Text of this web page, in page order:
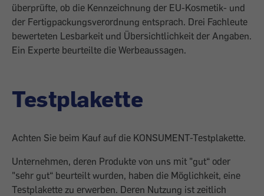
überprüfte, ob die Kennzeichnung der EU-Kosmetik- und
der Fertigpackungsverordnung entsprach. Drei Fachleute
bewerteten Lesbarkeit und Übersichtlichkeit der Angaben.
Ein Experte beurteilte die Werbeaussagen.
Testplakette
Achten Sie beim Kauf auf die KONSUMENT-Testplakette.
Unternehmen, deren Produkte von uns mit "gut“ oder
"sehr gut“ beurteilt wurden, haben die Möglichkeit, eine
Testplakette zu erwerben. Deren Nutzung ist zeitlich